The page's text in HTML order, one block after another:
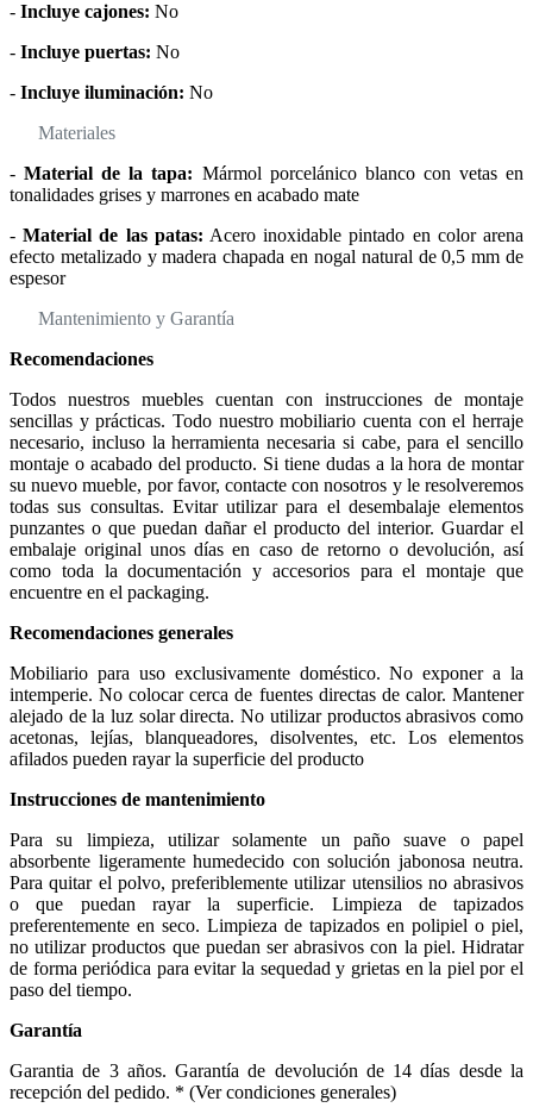
- Incluye cajones: No
- Incluye puertas: No
- Incluye iluminación: No
Materiales
- Material de la tapa: Mármol porcelánico blanco con vetas en
tonalidades grises y marrones en acabado mate
- Material de las patas: Acero inoxidable pintado en color arena
efecto metalizado y madera chapada en nogal natural de 0,5 mm de
espesor
Mantenimiento y Garantía
Recomendaciones
Todos nuestros muebles cuentan con instrucciones de montaje
sencillas y prácticas. Todo nuestro mobiliario cuenta con el herraje
necesario, incluso la herramienta necesaria si cabe, para el sencillo
montaje o acabado del producto. Si tiene dudas a la hora de montar
su nuevo mueble, por favor, contacte con nosotros y le resolveremos
todas sus consultas. Evitar utilizar para el desembalaje elementos
punzantes o que puedan dañar el producto del interior. Guardar el
embalaje original unos días en caso de retorno o devolución, así
como toda la documentación y accesorios para el montaje que
encuentre en el packaging.
Recomendaciones generales
Mobiliario para uso exclusivamente doméstico. No exponer a la
intemperie. No colocar cerca de fuentes directas de calor. Mantener
alejado de la luz solar directa. No utilizar productos abrasivos como
acetonas, lejías, blanqueadores, disolventes, etc. Los elementos
afilados pueden rayar la superficie del producto
Instrucciones de mantenimiento
Para su limpieza, utilizar solamente un paño suave o papel
absorbente ligeramente humedecido con solución jabonosa neutra.
Para quitar el polvo, preferiblemente utilizar utensilios no abrasivos
o que puedan rayar la superficie. Limpieza de tapizados
preferentemente en seco. Limpieza de tapizados en polipiel o piel,
no utilizar productos que puedan ser abrasivos con la piel. Hidratar
de forma periódica para evitar la sequedad y grietas en la piel por el
paso del tiempo.
Garantía
Garantia de 3 años. Garantía de devolución de 14 días desde la
recepción del pedido. * (Ver condiciones generales)